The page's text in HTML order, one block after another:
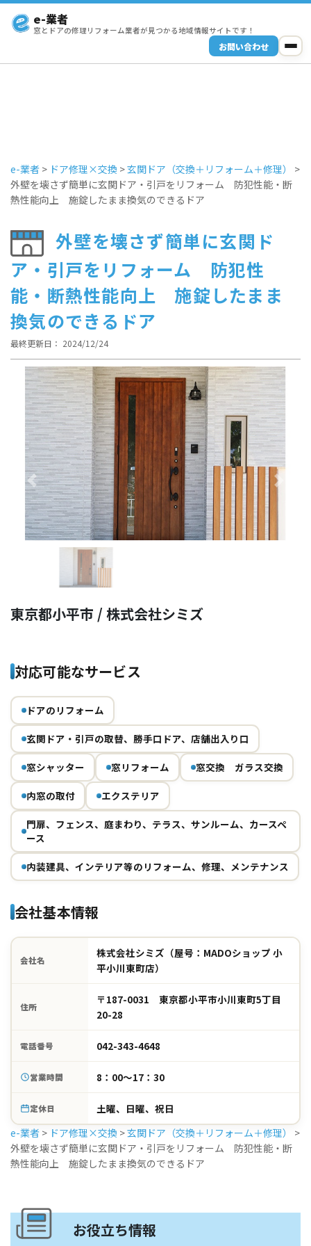
e-業者
窓とドアの修理リフォーム業者が見つかる地域情報サイトです！
お問い合わせ
e-業者 > ドア修理×交換 >玄関ドア（交換＋リフォーム＋修理）
>
外壁を壊さず簡単に玄関ドア・引戸をリフォーム 防犯性能・断
熱性能向上 施錠したまま換気のできるドア
外壁を壊さず簡単に玄関ド
ア・引戸をリフォーム 防犯性
能・断熱性能向上 施錠したまま
換気のできるドア
最終更新日： 2024/12/24
Previous Next
東京都小平市 / 株式会社シミズ
対応可能なサービス
ドアのリフォーム
玄関ドア・引戸の取替、勝手口ドア、店舗出入り口
窓シャッター 窓リフォーム 窓交換 ガラス交換
内窓の取付 エクステリア
門扉、フェンス、庭まわり、テラス、サンルーム、カースペ
ース
内装建具、インテリア等のリフォーム、修理、メンテナンス
会社基本情報
会社名
株式会社シミズ（屋号：MADOショップ 小
平小川東町店）
住所
〒187-0031 東京都小平市小川東町5丁目
20-28
電話番号 042-343-4648
営業時間 8：00～17：30
定休日
土曜、日曜、祝日
e-業者 > ドア修理×交換 >玄関ドア（交換＋リフォーム＋修理）
>
外壁を壊さず簡単に玄関ドア・引戸をリフォーム 防犯性能・断
熱性能向上 施錠したまま換気のできるドア
お役立ち情報